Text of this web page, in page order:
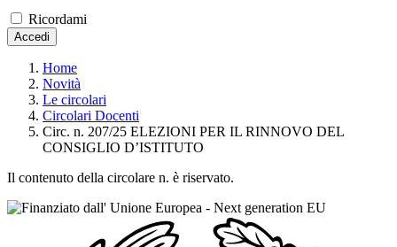
Ricordami
Accedi
Home
Novità
Le circolari
Circolari Docenti
Circ. n. 207/25 ELEZIONI PER IL RINNOVO DEL
CONSIGLIO D’ISTITUTO
Il contenuto della circolare n. è riservato.